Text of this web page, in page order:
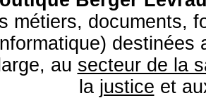
métiers, documents,
destinées
au secteur de la
la justice et